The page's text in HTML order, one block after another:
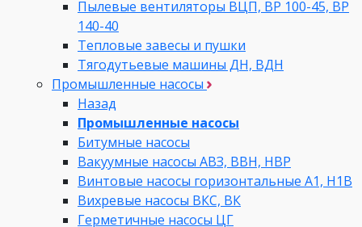
Пылевые вентиляторы ВЦП, ВР 100-45, ВР
140-40
Тепловые завесы и пушки
Тягодутьевые машины ДН, ВДН
Промышленные насосы
Назад
Промышленные насосы
Битумные насосы
Вакуумные насосы АВЗ, ВВН, НВР
Винтовые насосы горизонтальные А1, Н1В
Вихревые насосы ВКС, ВК
Герметичные насосы ЦГ